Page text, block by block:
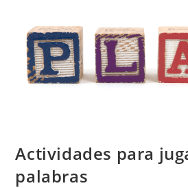
Actividades para
palabras